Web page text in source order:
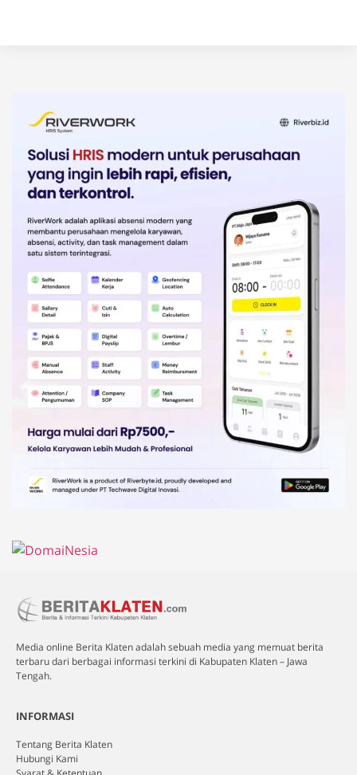
Media online Berita Klaten adalah sebuah media yang memuat berita
terbaru dari berbagai informasi terkini di Kabupaten Klaten – Jawa
Tengah.
INFORMASI
Tentang Berita Klaten
Hubungi Kami